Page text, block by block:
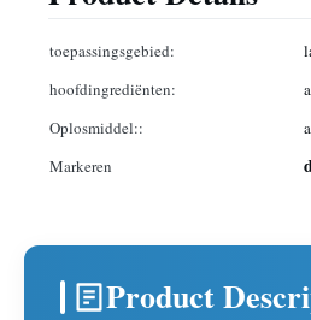
toepassingsgebied:
hoofdingrediënten:
Oplosmiddel::
Markeren
Product